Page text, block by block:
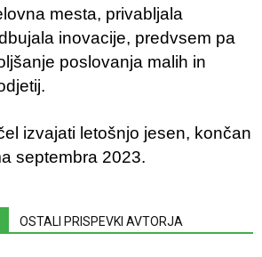
mesta, privabljala
inovacije, predvsem pa
poslovanja malih in
izvajati letošnjo jesen, končan
septembra 2023.
OSTALI PRISPEVKI AVTORJA